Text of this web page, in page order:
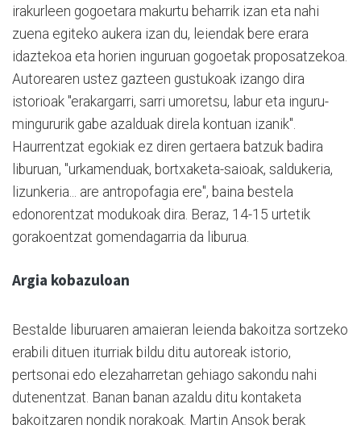
irakurleen gogoetara makurtu beharrik izan eta nahi
zuena egiteko aukera izan du, leiendak bere erara
idaztekoa eta horien inguruan gogoetak proposatzekoa.
Autorearen ustez gazteen gustukoak izango dira
istorioak "erakargarri, sarri umoretsu, labur eta inguru-
mingururik gabe azalduak direla kontuan izanik".
Haurrentzat egokiak ez diren gertaera batzuk badira
liburuan, "urkamenduak, bortxaketa-saioak, saldukeria,
lizunkeria... are antropofagia ere", baina bestela
edonorentzat modukoak dira. Beraz, 14-15 urtetik
gorakoentzat gomendagarria da liburua.
Argia kobazuloan
Bestalde liburuaren amaieran leienda bakoitza sortzeko
erabili dituen iturriak bildu ditu autoreak istorio,
pertsonai edo elezaharretan gehiago sakondu nahi
dutenentzat. Banan banan azaldu ditu kontaketa
bakoitzaren nondik norakoak. Martin Ansok berak